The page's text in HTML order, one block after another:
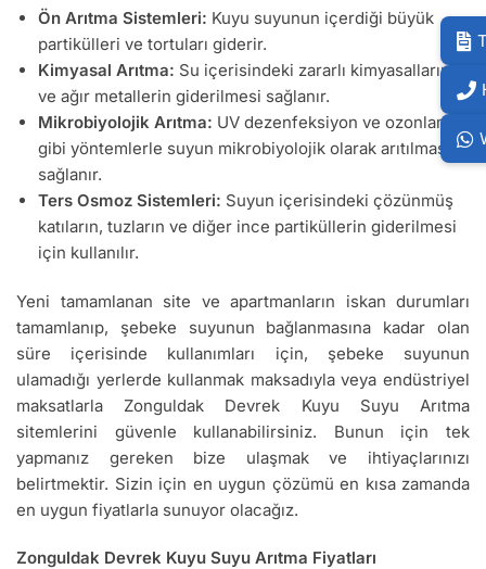
Ön Arıtma Sistemleri: Kuyu suyunun içerdiği büyük
partikülleri ve tortuları giderir.
Kimyasal Arıtma: Su içerisindeki zararlı kimyasalların
ve ağır metallerin giderilmesi sağlanır.
Mikrobiyolojik Arıtma: UV dezenfeksiyon ve ozonlama
gibi yöntemlerle suyun mikrobiyolojik olarak arıtılması
sağlanır.
Ters Osmoz Sistemleri: Suyun içerisindeki çözünmüş
katıların, tuzların ve diğer ince partiküllerin giderilmesi
için kullanılır.
Yeni tamamlanan site ve apartmanların iskan durumları
tamamlanıp, şebeke suyunun bağlanmasına kadar olan
süre içerisinde kullanımları için, şebeke suyunun
ulamadığı yerlerde kullanmak maksadıyla veya endüstriyel
maksatlarla Zonguldak Devrek Kuyu Suyu Arıtma
sitemlerini güvenle kullanabilirsiniz. Bunun için tek
yapmanız gereken bize ulaşmak ve ihtiyaçlarınızı
belirtmektir. Sizin için en uygun çözümü en kısa zamanda
en uygun fiyatlarla sunuyor olacağız.
Zonguldak Devrek Kuyu Suyu Arıtma Fiyatları